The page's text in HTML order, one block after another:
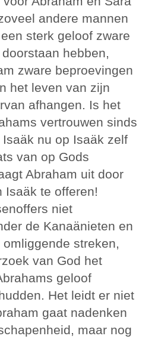
andere mannen
sterk geloof zware
hebben,
zware beproevingen
het leven van zijn
afhangen. Is het
vertrouwen sinds
nu op Isaäk zelf
van op Gods
Abraham uit door
Isaäk te offeren!
niet
de Kanaänieten en
streken,
van God het
geloof
Het leidt er niet
gaat nadenken
maar nog